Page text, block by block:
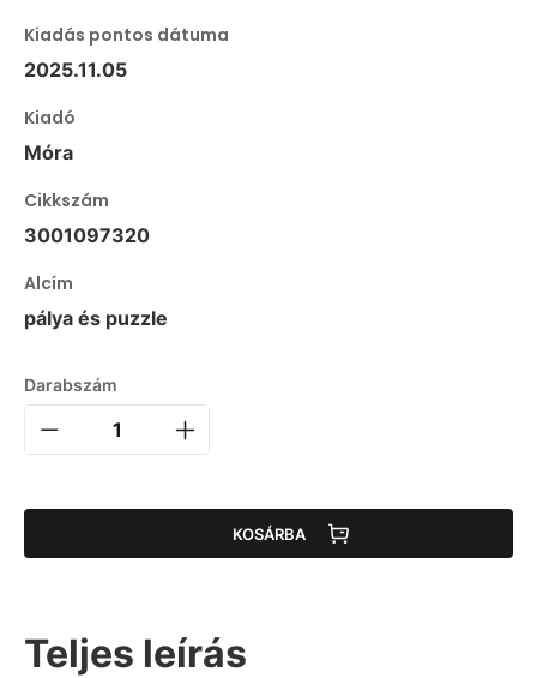
Kiadás pontos dátuma
2025.11.05
Kiadó
Móra
Cikkszám
3001097320
Alcím
pálya és puzzle
Darabszám
KOSÁRBA
Teljes leírás